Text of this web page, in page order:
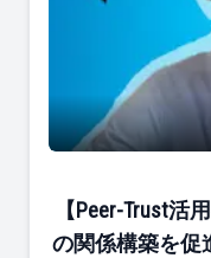
【Peer-Trust活用
【Peer-Trust活
の関係構築を促